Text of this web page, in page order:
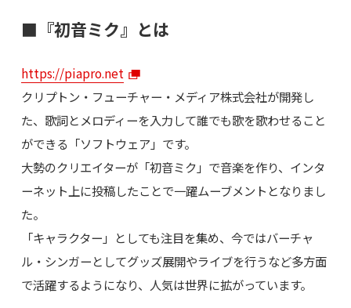
■『初音ミク』とは
https://piapro.net
クリプトン・フューチャー・メディア株式会社が開発し
た、歌詞とメロディーを入力して誰でも歌を歌わせること
ができる「ソフトウェア」です。
大勢のクリエイターが「初音ミク」で音楽を作り、インタ
ーネット上に投稿したことで一躍ムーブメントとなりまし
た。
「キャラクター」としても注目を集め、今ではバーチャ
ル・シンガーとしてグッズ展開やライブを行うなど多方面
で活躍するようになり、人気は世界に拡がっています。